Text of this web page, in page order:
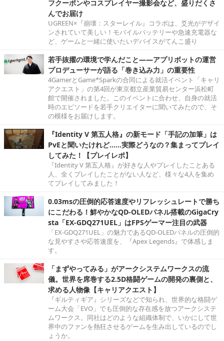
フクーポンやコスプレイヤー撮影会など、盛りだくさ
んでお届け
UGREEN×『崩壊：スターレイル』コラボは、爻光がデザイ
ンされていて美しい！モバイルバッテリーや急速充電器な
ど、ゲームと一緒に使いたいデバイスがてんこ盛り
若手抜擢の環境で学んだこと――アプリボットの運営
プロデューサーが語る「巻き込み力」の重要性
4GamerとGame*Sparkの合同による就活イベント「キャリ
アクエスト」の第4回が東京都立産業貿易センター浜松町
館で開催されました。このイベントに合わせ、自身の就活
時のエピソードを若手クリエイターに聞いてみたので、そ
の模様をお届けします。
『Identity V 第五人格』の新モード「手記の加筆」は
PvEと聞いたけれど……実際どうなの？集まってプレイ
してみた！【プレイレポ】
『Identity V 第五人格』が好きな人やプレイしたことある
人、全くプレイしたことがない人など、様々な4人を集め
てプレイしてみました！
0.03msの圧倒的応答速度やリフレッシュレートで勝ち
にこだわる！鮮やかなQD-OLEDパネル搭載のGigaCry
sta「EX-GDQ271UEL」はFPSゲーマー注目の武器
「EX-GDQ271UEL」の魅力であるQD-OLEDパネルの圧倒的
な見やすさや応答速度を、『Apex Legends』で体感しま
す。
「まずやってみる」がアークシステムワークスの流
儀。世界を席巻する2.5D格闘ゲームの開発の裏側と、
求める人物像【キャリアクエスト】
『ギルティギア』シリーズなどで知られ、世界的な格闘ゲ
ーム大会「EVO」でも圧倒的な存在感を放つアークシステ
ムワークス。同社はどのような組織体制で、いかにして世
界中のファンを熱狂させるゲームを生み出しているのでし
ょうか。